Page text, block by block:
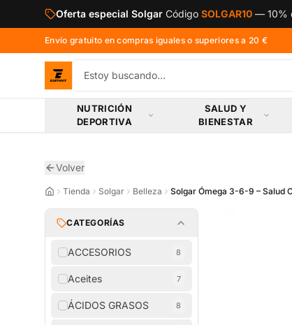
Saltar al contenido principal
Oferta especial Solgar Código SOLGAR10 — 10%
Envío gratuito en compras iguales o superiores a 20 €
NUTRICIÓN
DEPORTIVA
SALUD Y
BIENESTAR
Volver
Tienda Solgar Belleza Solgar Ómega 3-6-9 – Salud
CATEGORÍAS
ACCESORIOS 8
Aceites 7
ÁCIDOS GRASOS 8